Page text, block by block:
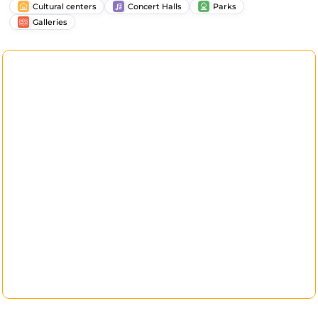
Cultural centers
Concert Halls
Parks
Galleries